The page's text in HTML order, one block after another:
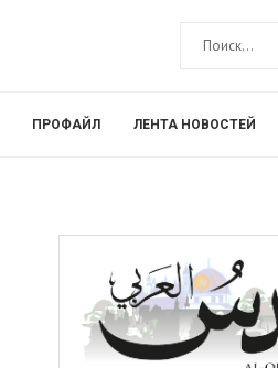
ПРОФАЙЛ ЛЕНТА НОВОСТЕЙ